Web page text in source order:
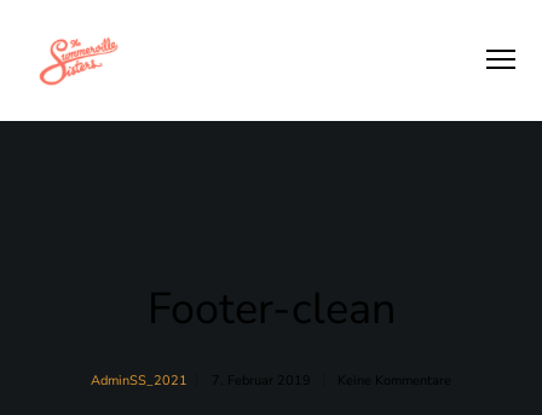
Footer-clean
AdminSS_2021 7. Februar 2019 Keine Kommentare